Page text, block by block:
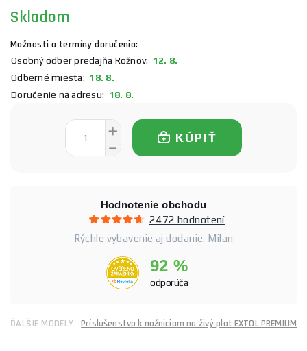
Skladom
Možnosti a termíny doručenia:
Osobný odber predajňa Rožnov: 12. 8.
Odberné miesta: 18. 8.
Doručenie na adresu: 18. 8.
KÚPIŤ
Hodnotenie obchodu
2472 hodnotení
Rýchle vybavenie aj dodanie. Milan
92 %
odporúča
ĎALŠIE MODELY Príslušenstvo k nožniciam na živý plot EXTOL PREMIUM